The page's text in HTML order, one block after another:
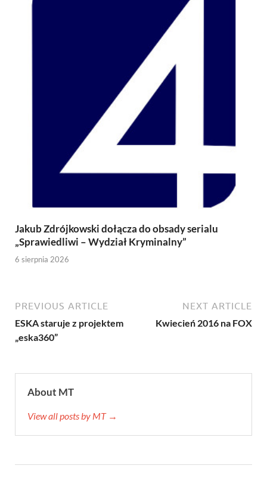
Jakub Zdrójkowski dołącza do obsady serialu
„Sprawiedliwi – Wydział Kryminalny”
6 sierpnia 2026
PREVIOUS ARTICLE
ESKA staruje z projektem
„eska360”
NEXT ARTICLE
Kwiecień 2016 na FOX
About MT
View all posts by MT →